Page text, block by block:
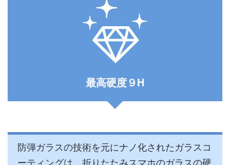
最高硬度９H
防弾ガラスの技術を元にナノ化されたガラスコ
ーティングは、折りたたみスマホのガラスの硬